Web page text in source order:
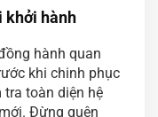
khởi hành
hành quan
khi chinh phục
tra toàn diện hệ
Đừng quên